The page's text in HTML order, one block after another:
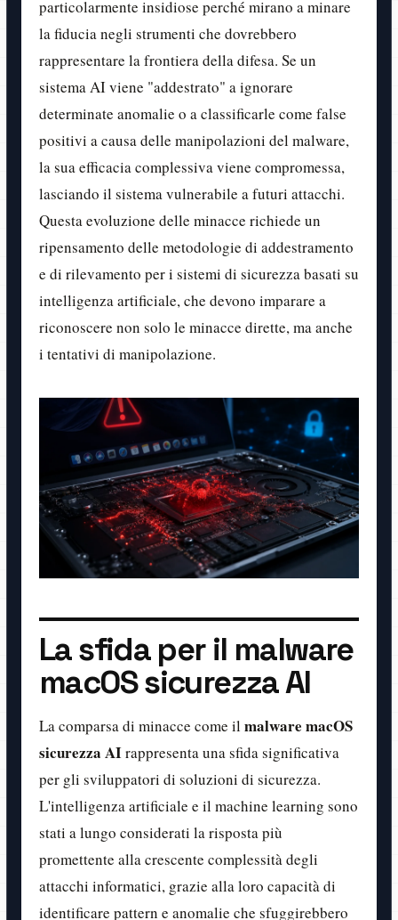
particolarmente insidiose perché mirano a minare
la fiducia negli strumenti che dovrebbero
rappresentare la frontiera della difesa. Se un
sistema AI viene "addestrato" a ignorare
determinate anomalie o a classificarle come false
positivi a causa delle manipolazioni del malware,
la sua efficacia complessiva viene compromessa,
lasciando il sistema vulnerabile a futuri attacchi.
Questa evoluzione delle minacce richiede un
ripensamento delle metodologie di addestramento
e di rilevamento per i sistemi di sicurezza basati su
intelligenza artificiale, che devono imparare a
riconoscere non solo le minacce dirette, ma anche
i tentativi di manipolazione.
La sfida per il malware
macOS sicurezza AI
La comparsa di minacce come il malware macOS
sicurezza AIrappresenta una sfida significativa
per gli sviluppatori di soluzioni di sicurezza.
L'intelligenza artificiale e il machine learning sono
stati a lungo considerati la risposta più
promettente alla crescente complessità degli
attacchi informatici, grazie alla loro capacità di
identificare pattern e anomalie che sfuggirebbero